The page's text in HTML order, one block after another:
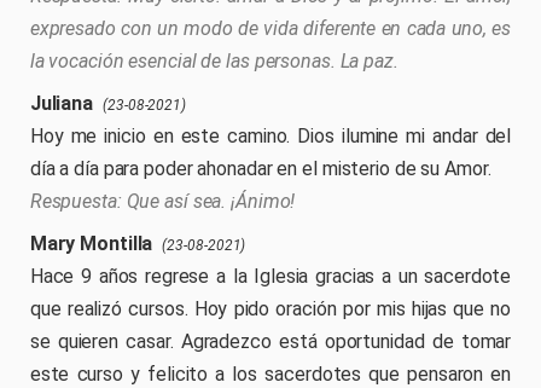
expresado con un modo de vida diferente en cada uno, es
la vocación esencial de las personas. La paz.
Juliana (23-08-2021)
Hoy me inicio en este camino. Dios ilumine mi andar del
día a día para poder ahonadar en el misterio de su Amor.
Que así sea. ¡Ánimo!
Mary Montilla (23-08-2021)
Hace 9 años regrese a la Iglesia gracias a un sacerdote
que realizó cursos. Hoy pido oración por mis hijas que no
se quieren casar. Agradezco está oportunidad de tomar
este curso y felicito a los sacerdotes que pensaron en